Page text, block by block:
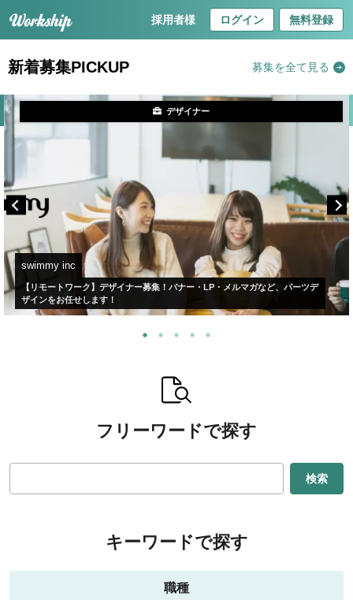
採用者様 ログイン 無料登録
新着募集PICKUP 募集を全て見る
swimmy inc
【リモートワーク】デザイナー募集！バナー・LP・メルマガなど、パーツデ
ザインをお任せします！
デザイナー
フリーワードで探す
検索
キーワードで探す
職種